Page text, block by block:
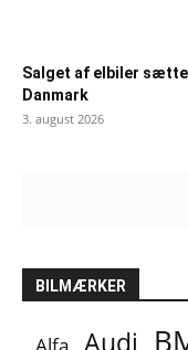
Salget af elbiler
Danmark
3. august 2026
BILMÆRKER
Alfa Audi